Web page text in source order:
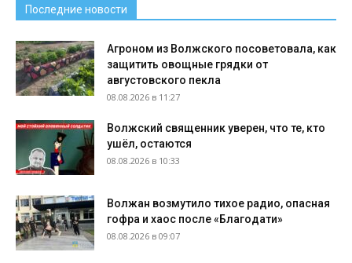
Последние новости
Агроном из Волжского посоветовала, как
защитить овощные грядки от
августовского пекла
08.08.2026 в 11:27
Волжский священник уверен, что те, кто
ушёл, остаются
08.08.2026 в 10:33
Волжан возмутило тихое радио, опасная
гофра и хаос после «Благодати»
08.08.2026 в 09:07